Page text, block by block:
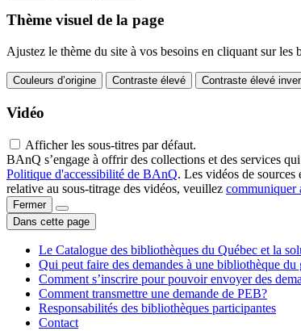
Thème visuel de la page
Ajustez le thème du site à vos besoins en cliquant sur les
Couleurs d’origine Contraste élevé Contraste élevé
Vidéo
Afficher les sous-titres par défaut.
BAnQ s’engage à offrir des collections et des services
Politique d'accessibilité de BAnQ. Les vidéos de
relative au sous-titrage des vidéos, veuillez communiquer
Fermer
Dans cette page
Le Catalogue des bibliothèques du Québec et la
Qui peut faire des demandes à une bibliothèque du
Comment s’inscrire pour pouvoir envoyer des
Comment transmettre une demande de PEB?
Responsabilités des bibliothèques participantes
Contact